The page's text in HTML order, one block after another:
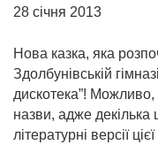
28 січня 2013
Нова казка, яка
Здолбунівській
дискотека”! Можливо,
назви, адже декілька
літературні версії